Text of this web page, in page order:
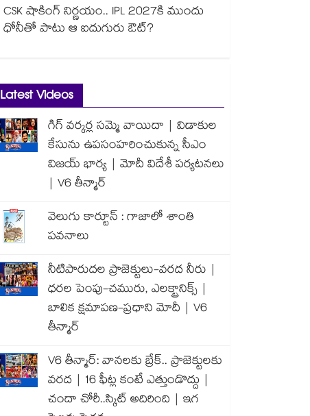
CSK షాకింగ్ నిర్ణయం.. IPL 2027కి ముందు
ధోనీతో పాటు ఆ ఐదుగురు ఔట్?
Latest Videos
గిగ్ వర్కర్ల సమ్మె వాయిదా | విడాకుల
కేసును ఉపసంహరించుకున్న సీఎం
విజయ్ భార్య | మోదీ విదేశీ పర్యటనలు
| V6 తీన్మార్
వెలుగు కార్టూన్ : గాజాలో శాంతి
పవనాలు
నీటిపారుదల ప్రాజెక్టులు-వరద నీరు |
ధరల పెంపు-చమురు, ఎలక్ట్రానిక్స్ |
బాలిక క్షమాపణ-ప్రధాని మోదీ | V6
తీన్మార్
V6 తీన్మార్: వానలకు బ్రేక్.. ప్రాజెక్టులకు
వరద | 16 ఫీట్ల కంటే ఎత్తుండొద్దు |
చందా చోరీ..స్కిట్ అదిరింది | ఇగ